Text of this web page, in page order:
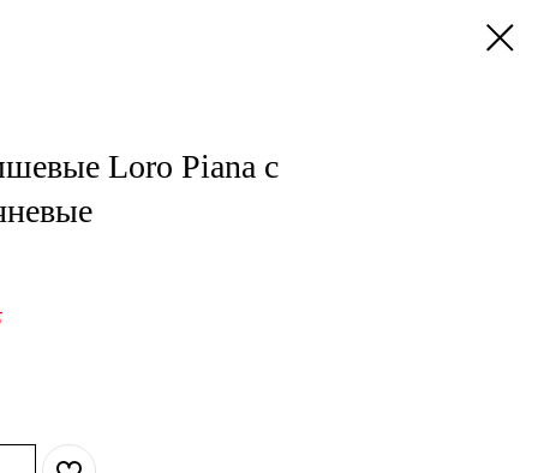
Loro Piana с